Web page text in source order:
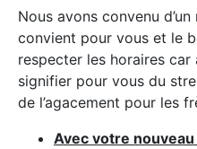
Nous avons convenu
convient pour vous et le
respecter les horaires
signifier pour vous du
de l’agacement pour les
Avec votre nouveau